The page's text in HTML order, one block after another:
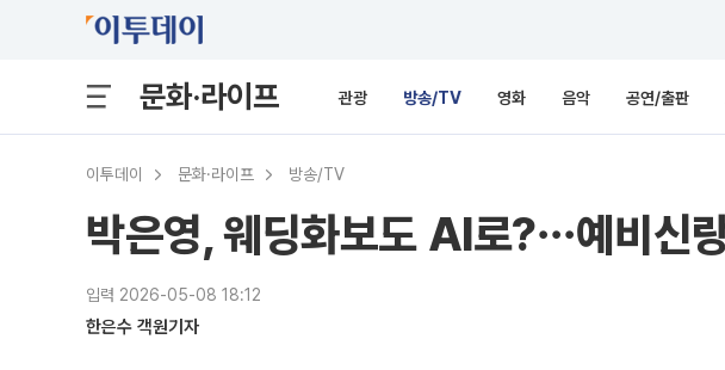
문화·라이프 관광 방송/TV 영화 음악 공연/출판
이투데이 문화·라이프 방송/TV
박은영, 웨딩화보도 AI로?⋯예비신
입력 2026-05-08 18:12
한은수 객원기자